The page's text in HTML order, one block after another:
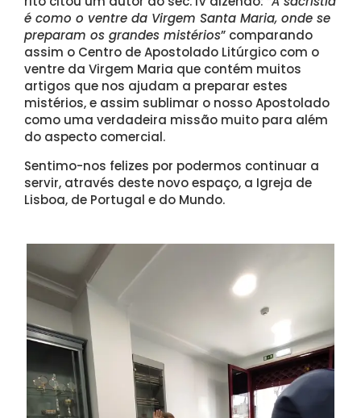
é como o ventre da Virgem Santa Maria, onde se
preparam os grandes mistérios” comparando
assim o Centro de Apostolado Litúrgico com o
ventre da Virgem Maria que contém muitos
artigos que nos ajudam a preparar estes
mistérios, e assim sublimar o nosso Apostolado
como uma verdadeira missão muito para além
do aspecto comercial.
Sentimo-nos felizes por podermos continuar a
servir, através deste novo espaço, a Igreja de
Lisboa, de Portugal e do Mundo.